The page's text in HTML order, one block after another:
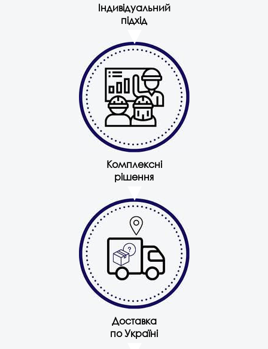
Індивідуальний
підхід
Комплексні
рішення
Доставка
по Україні